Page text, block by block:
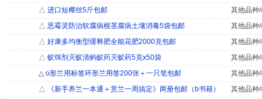
△ 进口短椰丝5斤包邮
其他品种
△ 恶霉灵防治软腐病根茎腐病土壤消毒5袋包邮
其他品种
△ 好康多均衡型缓释肥全能花肥2000克包邮
其他品种
△ 蚁饵剂灭蚁清蚂蚁药灭蚁药5克x50袋
其他品种
△ o形兰用标签环形兰用签200张＋一只笔包邮
其他品种
△ 《新手养兰一本通＋赏兰一周搞定》两册包邮（b书籍）
其他品种